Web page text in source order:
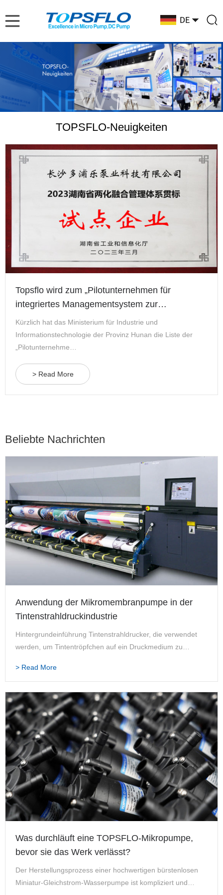
TOPSFLO-Neuigkeiten
Topsflo wird zum „Pilotunternehmen für
integriertes Managementsystem zur
Informatisierung und Industrialisierung der
Provinz Hunan 2023“ gewählt.
Kürzlich hat das Ministerium für Industrie und
Informationstechnologie der Provinz Hunan die Liste der
„Pilotunternehme…
> Read More
Beliebte Nachrichten
Anwendung der Mikromembranpumpe in der
Tintenstrahldruckindustrie
Hintergrundeinführung Tintenstrahldrucker, die verwendet
werden, um Tintentröpfchen auf ein Druckmedium zu
Haupttypen der Tintenstrahldrucktechnologie: Continuous I…
> Read More
Was durchläuft eine TOPSFLO-Mikropumpe,
bevor sie das Werk verlässt?
Der Herstellungsprozess einer hochwertigen bürstenlosen
Miniatur-Gleichstrom-Wasserpumpe ist kompliziert und